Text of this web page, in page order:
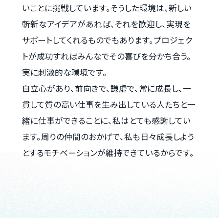
いことに挑戦しています。そうした環境は、新しい
斬新なアイデアがあれば、それを歓迎し、実現を
サポートしてくれるものでもあります。プロジェク
トが成功すればみんなでその喜びを分かち合う。
実に刺激的な環境です。
自立心があり、前向きで、謙虚で、常に成長し、一
貫して質の高い仕事を生み出している人たちと一
緒に仕事ができることに、私はとても感謝してい
ます。周りの仲間のおかげで、私も日々成長しよう
とするモチベーションが維持できているからです。